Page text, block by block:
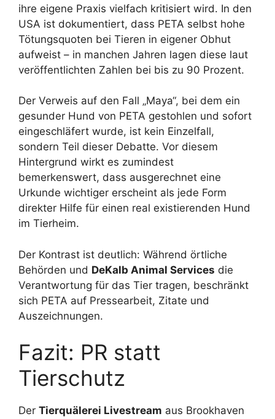
ihre eigene Praxis vielfach kritisiert wird. In den
USA ist dokumentiert, dass PETA selbst hohe
Tötungsquoten bei Tieren in eigener Obhut
aufweist – in manchen Jahren lagen diese laut
veröffentlichten Zahlen bei bis zu 90 Prozent.
Der Verweis auf den Fall „Maya“, bei dem ein
gesunder Hund von PETA gestohlen und sofort
eingeschläfert wurde, ist kein Einzelfall,
sondern Teil dieser Debatte. Vor diesem
Hintergrund wirkt es zumindest
bemerkenswert, dass ausgerechnet eine
Urkunde wichtiger erscheint als jede Form
direkter Hilfe für einen real existierenden Hund
im Tierheim.
Der Kontrast ist deutlich: Während örtliche
Behörden und DeKalb Animal Services die
Verantwortung für das Tier tragen, beschränkt
sich PETA auf Pressearbeit, Zitate und
Auszeichnungen.
Fazit: PR statt
Tierschutz
Der Tierquälerei Livestream aus Brookhaven